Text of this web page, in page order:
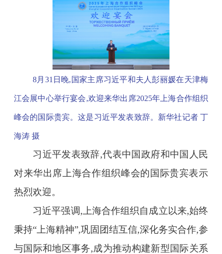
8月31日晚,国家主席习近平和夫人彭丽媛在天津梅
江会展中心举行宴会,欢迎来华出席2025年上海合作组织
峰会的国际贵宾。这是习近平发表致辞。新华社记者 丁
海涛 摄
习近平发表致辞,代表中国政府和中国人民
对来华出席上海合作组织峰会的国际贵宾表示
热烈欢迎。
习近平强调,上海合作组织自成立以来,始终
秉持“上海精神”,巩固团结互信,深化务实合作,参
与国际和地区事务,成为推动构建新型国际关系